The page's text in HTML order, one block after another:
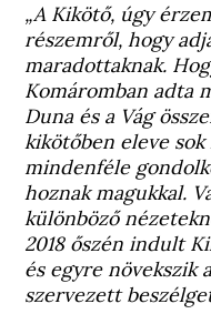
„A Kikötő, úgy
részemről, hogy
maradottaknak.
Komáromban adta
Duna és a Vág
kikötőben eleve
mindenféle
hoznak magukkal.
különböző
2018 őszén indult
és egyre növekszik
szervezett